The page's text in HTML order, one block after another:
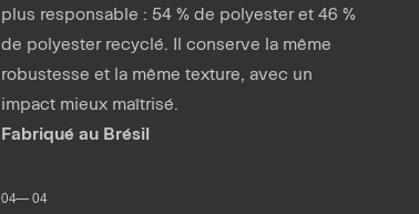
plus responsable : 54 % de polyester et 46 %
de polyester recyclé. Il conserve la même
robustesse et la même texture, avec un
impact mieux maîtrisé.
Fabriqué au Brésil
04— 04